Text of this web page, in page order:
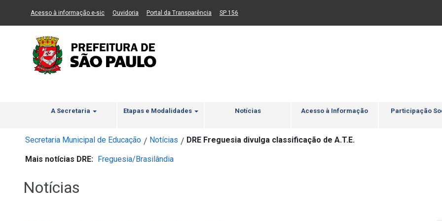
Ir ao Conteúdo Ir para menu principal 2 Ir para busca Ir para rodapé
Acesso à informação e-sic(Link para um novo sítio)
Ouvidoria (Link para um novo sítio)
Portal da Transparência (Link para um novo sítio)
SP 156
A Secretaria Etapas e Modalidades Notícias Acesso à Informação Participação
Secretaria Municipal de Educação / Notícias / DRE Freguesia divulga classificação de A.T.E.
Mais notícias DRE: Freguesia/Brasilândia
Notícias